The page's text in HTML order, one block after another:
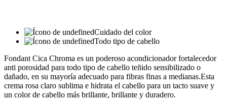
Cuidado del color
Todo tipo de cabello
Fondant Cica Chroma es un poderoso acondicionador fortalecedor
anti porosidad para todo tipo de cabello teñido sensibilizado o
dañado, en su mayoría adecuado para fibras finas a medianas.Esta
crema rosa claro sublima e hidrata el cabello para un tacto suave y
un color de cabello más brillante, brillante y duradero.